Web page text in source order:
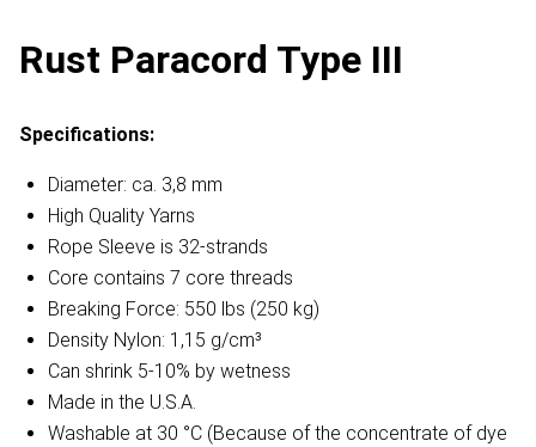
Rust Paracord Type III
Specifications:
Diameter: ca. 3,8 mm
High Quality Yarns
Rope Sleeve is 32-strands
Core contains 7 core threads
Breaking Force: 550 lbs (250 kg)
Density Nylon: 1,15 g/cm³
Can shrink 5-10% by wetness
Made in the U.S.A.
Washable at 30 °C (Because of the concentrate of dye